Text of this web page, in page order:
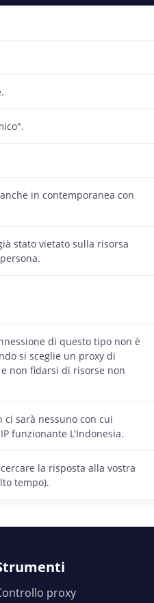
in contemporanea con
stato vietato sulla risorsa
di questo tipo non è
si sceglie un proxy di
non fidarsi di risorse non
ci sarà nessuno con cui
funzionante L'Indonesia.
la risposta alla vostra
tempo).
proxy